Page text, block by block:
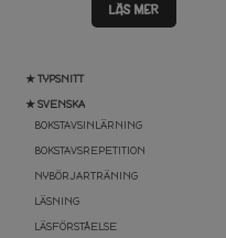
★ TYPSNITT
★ SVENSKA
BOKSTAVSINLÄRNING
BOKSTAVSREPETITION
NYBÖRJARTRÄNING
LÄSNING
LÄSFÖRSTÅELSE
LÄS MER